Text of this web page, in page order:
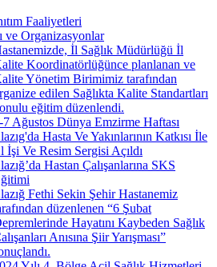
Faaliyetleri
ve Organizasyonlar
İl Sağlık Müdürlüğü İl
Koordinatörlüğünce planlanan ve
Yönetim Birimimiz tarafından
edilen Sağlıkta Kalite Standartları
eğitim düzenlendi.
7 Ağustos Dünya Emzirme Haftası
Hasta Ve Yakınlarının Katkısı İle
İşi Ve Resim Sergisi Açıldı
Hastan Çalışanlarına SKS
Fethi Sekin Şehir Hastanemiz
düzenlenen “6 Şubat
Hayatını Kaybeden Sağlık
Anısına Şiir Yarışması”